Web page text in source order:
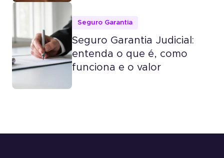
Seguro Garantia
Seguro Garantia Judicial:
entenda o que é, como
funciona e o valor